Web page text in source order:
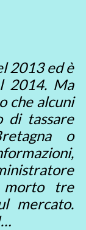
2013 ed è
2014. Ma
che alcuni
di tassare
o
morto tre
mercato.